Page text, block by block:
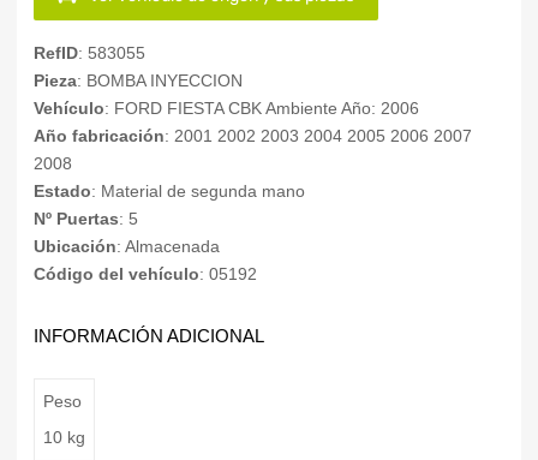
RefID: 583055
Pieza: BOMBA INYECCION
Vehículo: FORD FIESTA CBK Ambiente Año: 2006
Año fabricación: 2001 2002 2003 2004 2005 2006 2007
2008
Estado: Material de segunda mano
Nº Puertas: 5
Ubicación: Almacenada
Código del vehículo: 05192
INFORMACIÓN ADICIONAL
Peso
10 kg